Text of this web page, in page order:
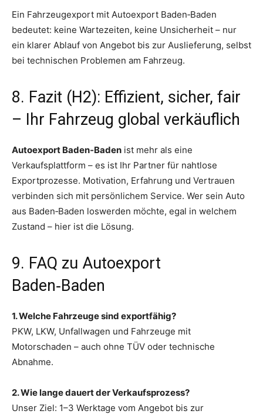
Ein Fahrzeugexport mit Autoexport Baden‑Baden
bedeutet: keine Wartezeiten, keine Unsicherheit – nur
ein klarer Ablauf von Angebot bis zur Auslieferung, selbst
bei technischen Problemen am Fahrzeug.
8. Fazit (H2): Effizient, sicher, fair
– Ihr Fahrzeug global verkäuflich
Autoexport Baden‑Baden ist mehr als eine
Verkaufsplattform – es ist Ihr Partner für nahtlose
Exportprozesse. Motivation, Erfahrung und Vertrauen
verbinden sich mit persönlichem Service. Wer sein Auto
aus Baden‑Baden loswerden möchte, egal in welchem
Zustand – hier ist die Lösung.
9. FAQ zu Autoexport
Baden‑Baden
1. Welche Fahrzeuge sind exportfähig?
PKW, LKW, Unfallwagen und Fahrzeuge mit
Motorschaden – auch ohne TÜV oder technische
Abnahme.
2. Wie lange dauert der Verkaufsprozess?
Unser Ziel: 1–3 Werktage vom Angebot bis zur